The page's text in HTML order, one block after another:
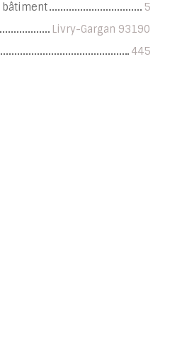
bâtiment
5
Livry-Gargan 93190
445